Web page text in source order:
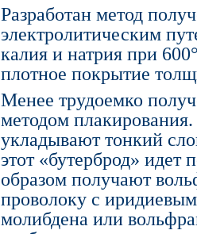
Разработан метод
электролитическим
калия и натрия при
плотное покрытие
Менее трудоемко
методом
укладывают тонкий
этот «бутерброд» идет
образом получают
проволоку с
молибдена или